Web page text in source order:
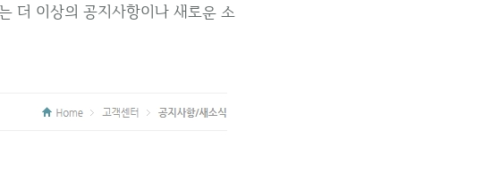
더 이상의 공지사항이나 새로운 소